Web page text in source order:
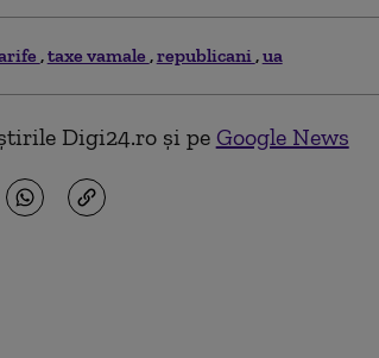
taxe vamale republicani ua
Digi24.ro și pe Google News